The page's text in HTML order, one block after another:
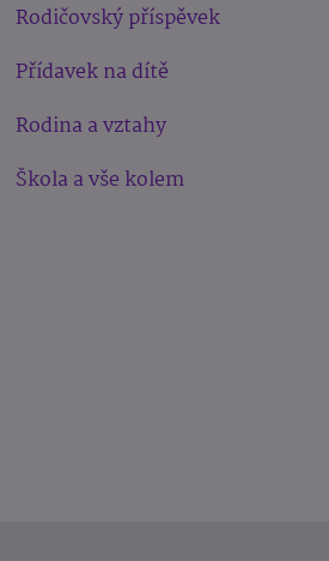
Rodičovský příspěvek
Přídavek na dítě
Rodina a vztahy
Škola a vše kolem